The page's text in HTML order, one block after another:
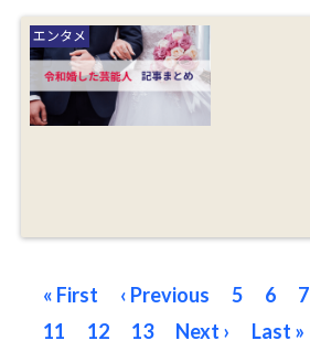
美智子様バッシングは
なぜ起きた？報道内容
や1993年の失声症理由
は誰かも調査
エンタメ
とめ記事
« First ‹ Previous 5 6 7
11
12 13 Next › Last »